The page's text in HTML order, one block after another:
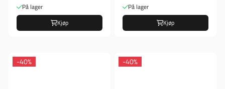
På lager
Kjøp
På lager
Kjøp
-40% -40%